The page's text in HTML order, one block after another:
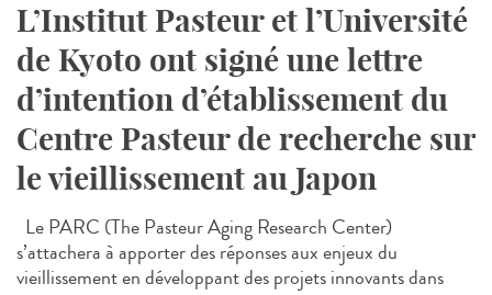
L’Institut Pasteur et l’Université
de Kyoto ont signé une lettre
d’intention d’établissement du
Centre Pasteur de recherche sur
le vieillissement au Japon
Le PARC (The Pasteur Aging Research Center)
s’attachera à apporter des réponses aux enjeux du
vieillissement en développant des projets innovants dans